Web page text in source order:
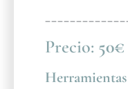
Precio:
Herramientas